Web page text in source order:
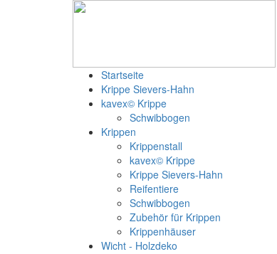
Startseite
Krippe Sievers-Hahn
kavex© Krippe
Schwibbogen
Krippen
Krippenstall
kavex© Krippe
Krippe Sievers-Hahn
Reifentiere
Schwibbogen
Zubehör für Krippen
Krippenhäuser
Wicht - Holzdeko